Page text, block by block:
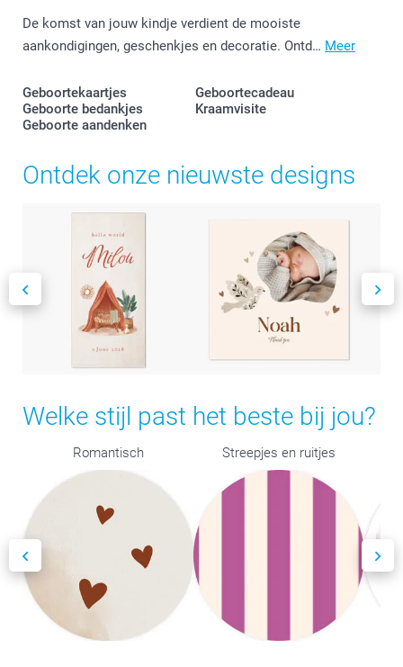
De komst van jouw kindje verdient de mooiste
aankondigingen, geschenkjes en decoratie. Ontd… Meer
Geboortekaartjes
Geboortecadeau
Geboorte bedankjes
Kraamvisite
Geboorte aandenken
Ontdek onze nieuwste designs
Welke stijl past het beste bij jou?
Romantisch Streepjes en ruitjes